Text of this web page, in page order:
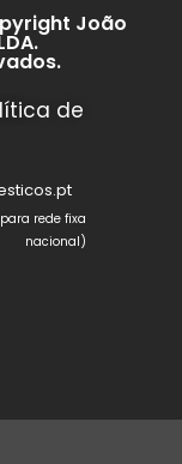
João
de
rede fixa
nacional)